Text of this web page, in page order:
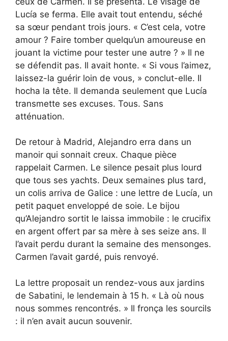
Lucía se ferma. Elle avait tout entendu, séché
sa sœur pendant trois jours. « C’est cela, votre
amour ? Faire tomber quelqu’un amoureuse en
jouant la victime pour tester une autre ? » Il ne
se défendit pas. Il avait honte. « Si vous l’aimez,
laissez-la guérir loin de vous, » conclut-elle. Il
hocha la tête. Il demanda seulement que Lucía
transmette ses excuses. Tous. Sans
atténuation.
De retour à Madrid, Alejandro erra dans un
manoir qui sonnait creux. Chaque pièce
rappelait Carmen. Le silence pesait plus lourd
que tous ses yachts. Deux semaines plus tard,
un colis arriva de Galice : une lettre de Lucía, un
petit paquet enveloppé de soie. Le bijou
qu’Alejandro sortit le laissa immobile : le crucifix
en argent offert par sa mère à ses seize ans. Il
l’avait perdu durant la semaine des mensonges.
Carmen l’avait gardé, puis renvoyé.
La lettre proposait un rendez-vous aux jardins
de Sabatini, le lendemain à 15 h. « Là où nous
nous sommes rencontrés. » Il fronça les sourcils
: il n’en avait aucun souvenir.